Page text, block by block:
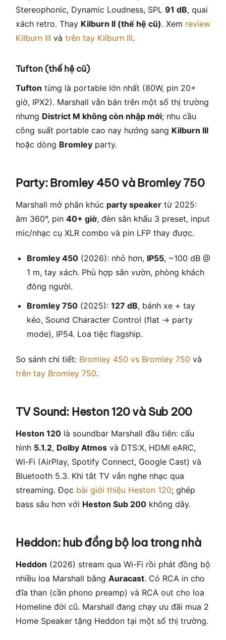
Stereophonic, Dynamic Loudness, SPL 91 dB, quai
xách retro. Thay Kilburn II (thế hệ cũ). Xem review
Kilburn III và trên tay Kilburn III.
Tufton (thế hệ cũ)
Tufton từng là portable lớn nhất (80W, pin 20+
giờ, IPX2). Marshall vẫn bán trên một số thị trường
nhưng District M không còn nhập mới; nhu cầu
công suất portable cao nay hướng sang Kilburn III
hoặc dòng Bromley party.
Party: Bromley 450 và Bromley 750
Marshall mở phân khúc party speaker từ 2025:
âm 360°, pin 40+ giờ, đèn sân khấu 3 preset, input
mic/nhạc cụ XLR combo và pin LFP thay được.
Bromley 450(2026): nhỏ hơn, IP55, ~100 dB @
1 m, tay xách. Phù hợp sân vườn, phòng khách
đông người.
Bromley 750(2025): 127 dB, bánh xe + tay
kéo, Sound Character Control (flat → party
mode), IP54. Loa tiệc flagship.
So sánh chi tiết: Bromley 450 vs Bromley 750 và
trên tay Bromley 750.
TV Sound: Heston 120 và Sub 200
Heston 120 là soundbar Marshall đầu tiên: cấu
hình 5.1.2, Dolby Atmos và DTS:X, HDMI eARC,
Wi-Fi (AirPlay, Spotify Connect, Google Cast) và
Bluetooth 5.3. Khi tắt TV vẫn nghe nhạc qua
streaming. Đọc bài giới thiệu Heston 120; ghép
bass sâu hơn với Heston Sub 200 không dây.
Heddon: hub đồng bộ loa trong nhà
Heddon (2026) stream qua Wi-Fi rồi phát đồng bộ
nhiều loa Marshall bằng Auracast. Có RCA in cho
đĩa than (cần phono preamp) và RCA out cho loa
Homeline đời cũ. Marshall đang chạy ưu đãi mua 2
Home Speaker tặng Heddon tại một số thị trường.